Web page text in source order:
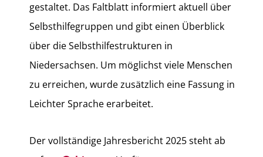
gestaltet. Das Faltblatt informiert aktuell über
Selbsthilfegruppen und gibt einen Überblick
über die Selbsthilfestrukturen in
Niedersachsen. Um möglichst viele Menschen
zu erreichen, wurde zusätzlich eine Fassung in
Leichter Sprache erarbeitet.
Der vollständige Jahresbericht 2025 steht ab